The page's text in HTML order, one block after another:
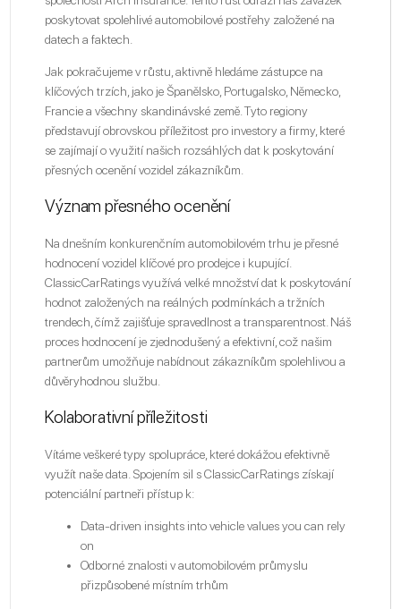
poskytovat spolehlivé automobilové postřehy založené na
datech a faktech.
Jak pokračujeme v růstu, aktivně hledáme zástupce na
klíčových trzích, jako je Španělsko, Portugalsko, Německo,
Francie a všechny skandinávské země. Tyto regiony
představují obrovskou příležitost pro investory a firmy, které
se zajímají o využití našich rozsáhlých dat k poskytování
přesných ocenění vozidel zákazníkům.
Význam přesného ocenění
Na dnešním konkurenčním automobilovém trhu je přesné
hodnocení vozidel klíčové pro prodejce i kupující.
ClassicCarRatings využívá velké množství dat k poskytování
hodnot založených na reálných podmínkách a tržních
trendech, čímž zajišťuje spravedlnost a transparentnost. Náš
proces hodnocení je zjednodušený a efektivní, což našim
partnerům umožňuje nabídnout zákazníkům spolehlivou a
důvěryhodnou službu.
Kolaborativní příležitosti
Vítáme veškeré typy spolupráce, které dokážou efektivně
využít naše data. Spojením sil s ClassicCarRatings získají
potenciální partneři přístup k:
Data-driven insights into vehicle values you can rely
on
Odborné znalosti v automobilovém průmyslu
přizpůsobené místním trhům